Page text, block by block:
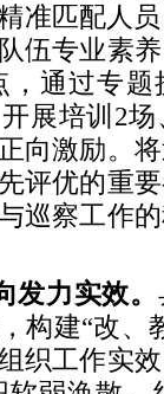
准匹配人
伍专业素
通过专题
展培训2
向激励。
评优的重
巡察工作
力实效。
构建“改、
织工作实